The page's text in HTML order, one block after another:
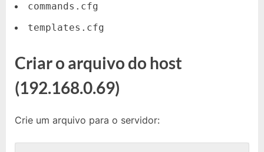
commands.cfg
templates.cfg
Criar o arquivo do host
(192.168.0.69)
Crie um arquivo para o servidor: